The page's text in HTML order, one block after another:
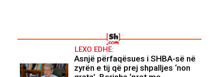
LEXO EDHE:
Asnjë përfaqësues i SHBA-së në
zyrën e tij që prej shpalljes ‘non